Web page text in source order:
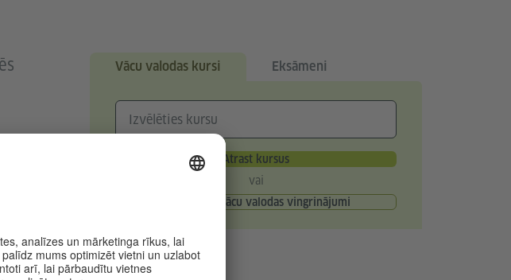
Vācu valodas kursi Eksāmeni
Atrast kursus
vai
Bezmaksas vācu valodas vingrinājumi